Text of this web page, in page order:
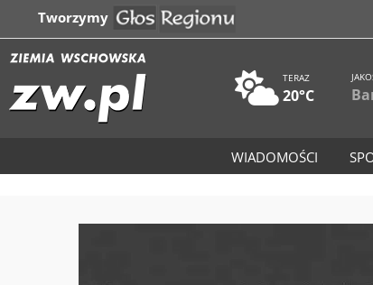
Tworzymy
TERAZ
20°C
WIADOMOŚCI